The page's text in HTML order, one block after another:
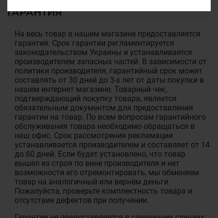
ГАРАНТИЯ
На весь товар в нашем магазине предоставляется
гарантия. Срок гарантии регламентируется
законодательством Украины и устанавливается
производителем запасных частей. В зависимости от
политики производителя, гарантийный срок может
составлять от 30 дней до 3-х лет от даты покупки в
нашем интернет магазине. Товарный чек,
подтверждающий покупку товара, является
обязательным документом для предоставления
гарантии на товар. По всем вопросам гарантийного
обслуживания товара необходимо обращаться в
наш офис. Срок рассмотрения рекламации
устанавливается производителем и составляет от 14
до 60 дней. Если будет установлено, что товар
вышел из строя по вине производителя и нет
возможности его отремонтировать, мы обменяем
товар на аналогичный или вернём деньги.
Пожалуйста, проверьте комплектность товара и
отсутствие дефектов при получении.